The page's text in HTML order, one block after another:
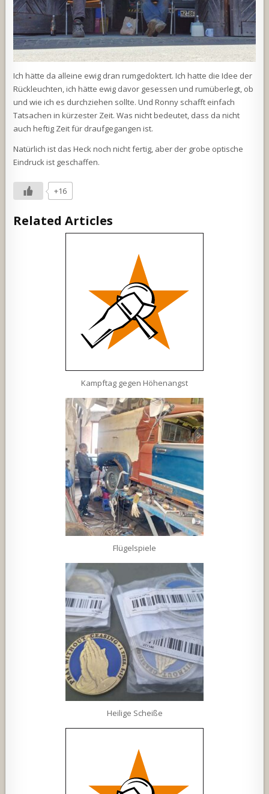
Ich hätte da alleine ewig dran rumgedoktert. Ich hatte die Idee der
Rückleuchten, ich hätte ewig davor gesessen und rumüberlegt, ob
und wie ich es durchziehen sollte. Und Ronny schafft einfach
Tatsachen in kürzester Zeit. Was nicht bedeutet, dass da nicht
auch heftig Zeit für draufgegangen ist.
Natürlich ist das Heck noch nicht fertig, aber der grobe optische
Eindruck ist geschaffen.
+16
Related Articles
Kampftag gegen Höhenangst
Flügelspiele
Heilige Scheiße